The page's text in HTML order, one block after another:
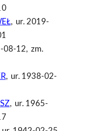
, ur. 2019-
08-12, zm.
, ur. 1938-02-
, ur. 1965-